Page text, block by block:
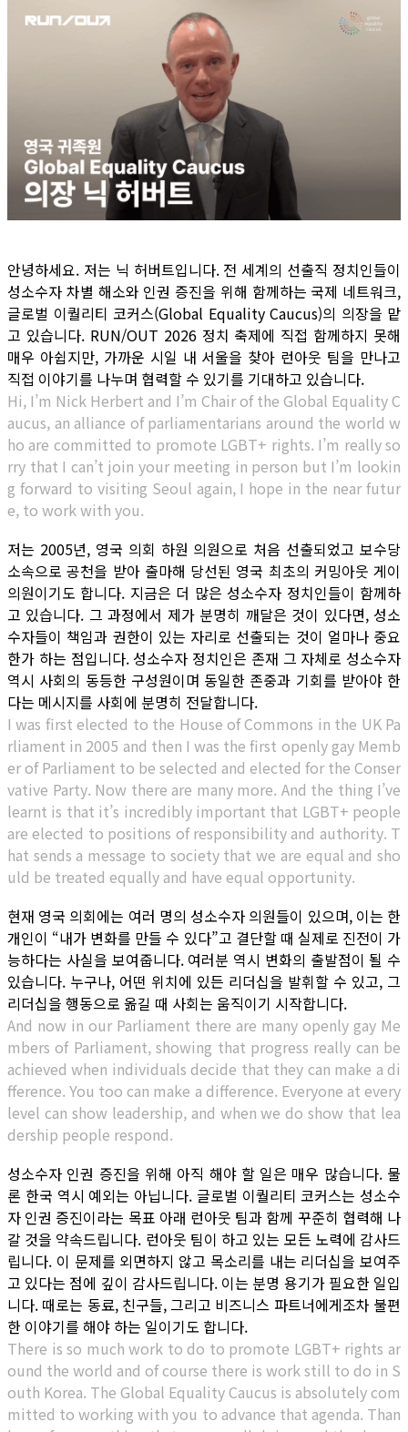
안녕하세요. 저는 닉 허버트입니다. 전 세계의 선출직 정치인들이
성소수자 차별 해소와 인권 증진을 위해 함께하는 국제 네트워크,
글로벌 이퀄리티 코커스(Global Equality Caucus)의 의장을 맡
고 있습니다. RUN/OUT 2026 정치 축제에 직접 함께하지 못해
매우 아쉽지만, 가까운 시일 내 서울을 찾아 런아웃 팀을 만나고
직접 이야기를 나누며 협력할 수 있기를 기대하고 있습니다.
Hi, I’m Nick Herbert and I’m Chair of the Global Equality C
aucus, an alliance of parliamentarians around the world w
ho are committed to promote LGBT+ rights. I’m really so
rry that I can’t join your meeting in person but I’m lookin
g forward to visiting Seoul again, I hope in the near futur
e, to work with you.
저는 2005년, 영국 의회 하원 의원으로 처음 선출되었고 보수당
소속으로 공천을 받아 출마해 당선된 영국 최초의 커밍아웃 게이
의원이기도 합니다. 지금은 더 많은 성소수자 정치인들이 함께하
고 있습니다. 그 과정에서 제가 분명히 깨달은 것이 있다면, 성소
수자들이 책임과 권한이 있는 자리로 선출되는 것이 얼마나 중요
한가 하는 점입니다. 성소수자 정치인은 존재 그 자체로 성소수자
역시 사회의 동등한 구성원이며 동일한 존중과 기회를 받아야 한
다는 메시지를 사회에 분명히 전달합니다.
I was first elected to the House of Commons in the UK Pa
rliament in 2005 and then I was the first openly gay Memb
er of Parliament to be selected and elected for the Conser
vative Party. Now there are many more. And the thing I’ve
learnt is that it’s incredibly important that LGBT+ people
are elected to positions of responsibility and authority. T
hat sends a message to society that we are equal and sho
uld be treated equally and have equal opportunity.
현재 영국 의회에는 여러 명의 성소수자 의원들이 있으며, 이는 한
개인이 “내가 변화를 만들 수 있다”고 결단할 때 실제로 진전이 가
능하다는 사실을 보여줍니다. 여러분 역시 변화의 출발점이 될 수
있습니다. 누구나, 어떤 위치에 있든 리더십을 발휘할 수 있고, 그
리더십을 행동으로 옮길 때 사회는 움직이기 시작합니다.
And now in our Parliament there are many openly gay Me
mbers of Parliament, showing that progress really can be
achieved when individuals decide that they can make a di
fference. You too can make a difference. Everyone at every
level can show leadership, and when we do show that lea
dership people respond.
성소수자 인권 증진을 위해 아직 해야 할 일은 매우 많습니다. 물
론 한국 역시 예외는 아닙니다. 글로벌 이퀄리티 코커스는 성소수
자 인권 증진이라는 목표 아래 런아웃 팀과 함께 꾸준히 협력해 나
갈 것을 약속드립니다. 런아웃 팀이 하고 있는 모든 노력에 감사드
립니다. 이 문제를 외면하지 않고 목소리를 내는 리더십을 보여주
고 있다는 점에 깊이 감사드립니다. 이는 분명 용기가 필요한 일입
니다. 때로는 동료, 친구들, 그리고 비즈니스 파트너에게조차 불편
한 이야기를 해야 하는 일이기도 합니다.
There is so much work to do to promote LGBT+ rights ar
ound the world and of course there is work still to do in S
outh Korea. The Global Equality Caucus is absolutely com
mitted to working with you to advance that agenda. Than